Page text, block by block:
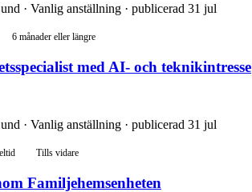
· Vanlig anställning · publicerad 31 jul
6 månader eller längre
med AI- och teknikintresse
· Vanlig anställning · publicerad 31 jul
Tills vidare
Familjehemsenheten